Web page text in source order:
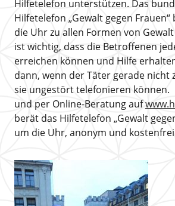
Hilfetelefon unterstützen. Das
Hilfetelefon „Gewalt gegen
die Uhr zu allen Formen von
ist wichtig, dass die Betroffenen
erreichen können und Hilfe
dann, wenn der Täter gerade nicht
sie ungestört telefonieren können.
und per Online-Beratung auf
berät das Hilfetelefon „Gewalt
um die Uhr, anonym und